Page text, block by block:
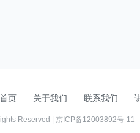
页 关于我们 联系我们
Reserved | 京ICP备12003892号-11